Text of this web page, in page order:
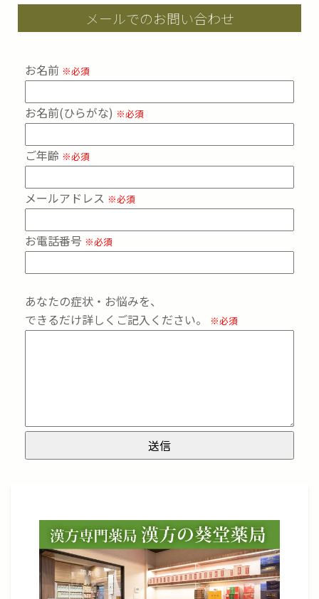
メールでのお問い合わせ
お名前 ※必須
お名前(ひらがな) ※必須
ご年齢 ※必須
メールアドレス ※必須
お電話番号 ※必須
あなたの症状・お悩みを、
できるだけ詳しくご記入ください。
※必須